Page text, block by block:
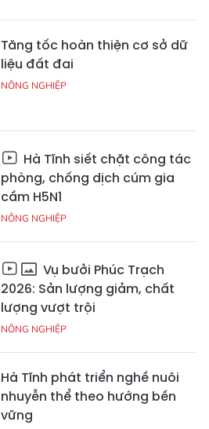
Tăng tốc hoàn thiện cơ sở dữ
liệu đất đai
NÔNG NGHIỆP
Hà Tĩnh siết chặt công tác
phòng, chống dịch cúm gia
cầm H5N1
NÔNG NGHIỆP
Vụ bưởi Phúc Trạch
2026: Sản lượng giảm, chất
lượng vượt trội
NÔNG NGHIỆP
Hà Tĩnh phát triển nghề nuôi
nhuyễn thể theo hướng bền
vững